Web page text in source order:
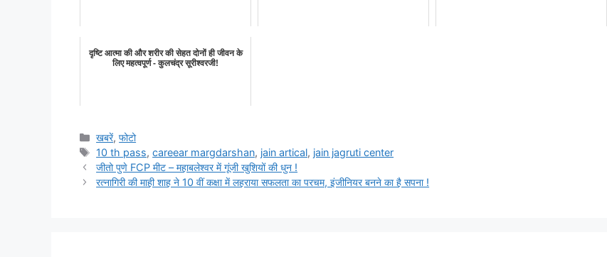
दृष्टि आत्मा की और शरीर की सेहत दोनों ही जीवन के
लिए महत्वपूर्ण - कुलचंद्र सूरीश्वरजी!
Categories
खबरें,फोटो
Tags
10 th pass,careear margdarshan, jain artical, jain jagruti center
जीतो पुणे FCP मीट – महाबलेश्वर में गूंजी खुशियों की धुन !
रत्नागिरी की माही शाह ने 10 वीं कक्षा में लहराया सफलता का परचम, इंजीनियर बनने का है सपना !